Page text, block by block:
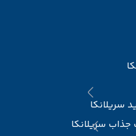
سریلانکا
جذاب سریلانکا